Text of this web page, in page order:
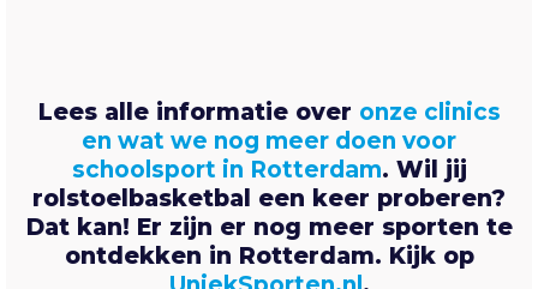
Lees alle informatie over onze clinics
en wat we nog meer doen voor
schoolsport in Rotterdam. Wil jij
rolstoelbasketbal een keer proberen?
Dat kan! Er zijn er nog meer sporten te
ontdekken in Rotterdam. Kijk op